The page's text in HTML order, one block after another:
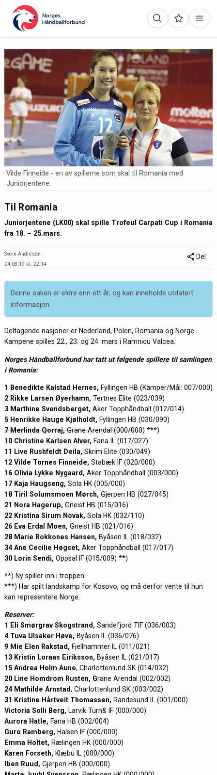
Vilde Finneide - en av spillerne som skal til Romania med
Juniorjentene.
Til Romania
Juniorjentene (LK00) skal spille Trofeul Carpati Cup i Romania
fra 18. – 25.mars.
Svein Andrésen
04.03.19 kl. 22:14
Del
Denne saken er eldre enn ett år, og kan inneholde utdatert
informasjon.
Deltagende nasjoner er Nederland, Polen, Romania og Norge.
Kampene spilles 22., 23. og 24. mars i Ramnicu Valcea.
Norges Håndballforbund har tatt ut følgende spillere til samlingen
i Romania:
1 Benedikte Kalstad Hernes, Fyllingen HB (Kamper/Mål: 007/000)
2 Rikke Larsen Øyerhamn, Tertnes Elite (023/039)
3 Marthine Svendsberget, Aker Topphåndball (012/014)
5 Henrikke Hauge Kjølholdt, Fyllingen HB (030/090)
7 Merlinda Qorraj,Grane Arendal (000/000) ***)
10 Christine Karlsen Alver, Fana IL (017/027)
11 Live Rushfeldt Deila, Skrim Elite (030/049)
12 Vilde Tornes Finneide, Stabæk IF (020/000)
16 Olivia Lykke Nygaard, Aker Topphåndball (003/000)
17 Kaja Haugseng, Sola HK (005/000)
18 Tiril Solumsmoen Mørch, Gjerpen HB (027/045)
21 Nora Hagerup, Gneist HB (015/016)
22 Kristina Sirum Novak, Sola HK (032/110)
26 Eva Erdal Moen, Gneist HB (021/016)
28 Marie Rokkones Hansen, Byåsen IL (018/032)
34 Ane Cecilie Høgset, Aker Topphåndball (017/017)
30 Lorin Sendi, Oppsal IF (015/009) **)
**) Ny spiller inn i troppen
***) Har spilt landskamp for Kosovo, og må derfor vente til hun
kan representere Norge.
Reserver:
1 Eli Smørgrav Skogstrand, Sandefjord TIF (036/003)
4 Tuva Ulsaker Høve, Byåsen IL (036/076)
9 Mie Elen Rakstad, Fjellhammer IL (011/021)
13 Kristin Loraas Eiriksson, Byåsen IL (021/017)
15 Andrea Holm Aune, Charlottenlund SK (014/032)
20 Line Homdrom Rusten, Grane Arendal (002/002)
24 Mathilde Arnstad, Charlottenlund SK (003/002)
31 Kristine Hårtveit Thomassen, Randesund IL (001/000)
Victoria Solli Berg, Larvik Turn& IF (000/000)
Aurora Hatle, Fana HB (002/004)
Guro Ramberg, Halsen IF (000/000)
Emma Holtet, Rælingen HK (000/000)
Karen Forseth, Klæbu IL (000/000)
Iben Ruud, Gjerpen HB (000/000)